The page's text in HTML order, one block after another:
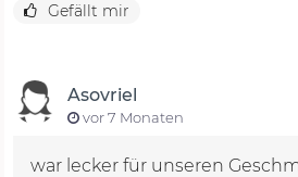
Gefällt mir
Asovriel
vor 7 Monaten
war lecker für unseren